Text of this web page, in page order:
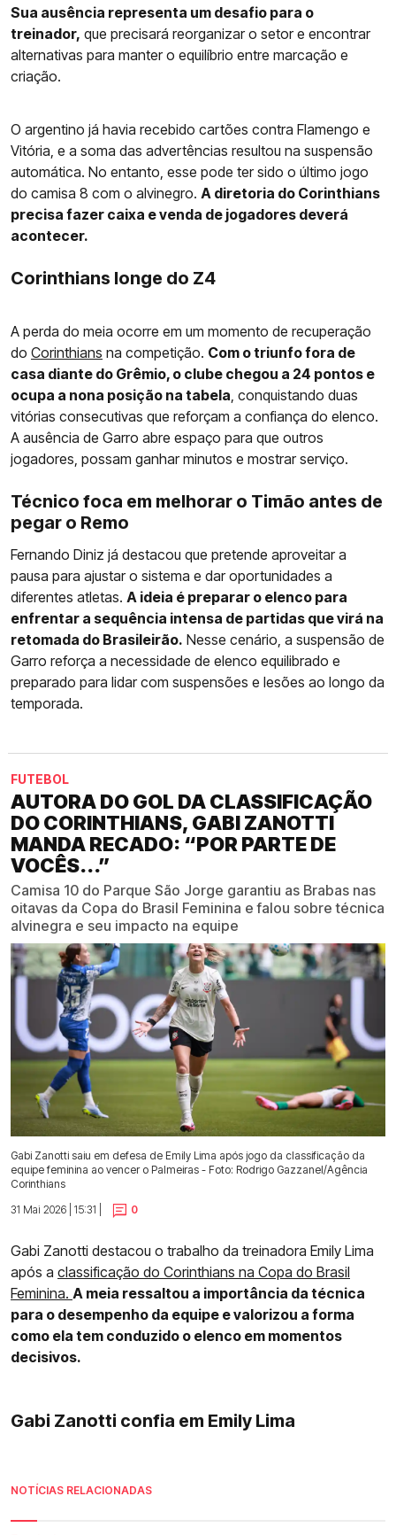
Sua ausência representa um desafio para o
treinador, que precisará reorganizar o setor e encontrar
alternativas para manter o equilíbrio entre marcação e
criação.
O argentino já havia recebido cartões contra Flamengo e
Vitória, e a soma das advertências resultou na suspensão
automática. No entanto, esse pode ter sido o último jogo
do camisa 8 com o alvinegro. A diretoria do Corinthians
precisa fazer caixa e venda de jogadores deverá
acontecer.
Corinthians longe do Z4
A perda do meia ocorre em um momento de recuperação
do Corinthians na competição. Com o triunfo fora de
casa diante do Grêmio, o clube chegou a 24 pontos e
ocupa a nona posição na tabela , conquistando duas
vitórias consecutivas que reforçam a confiança do elenco.
A ausência de Garro abre espaço para que outros
jogadores, possam ganhar minutos e mostrar serviço.
Técnico foca em melhorar o Timão antes de
pegar o Remo
Fernando Diniz já destacou que pretende aproveitar a
pausa para ajustar o sistema e dar oportunidades a
diferentes atletas. A ideia é preparar o elenco para
enfrentar a sequência intensa de partidas que virá na
retomada do Brasileirão. Nesse cenário, a suspensão de
Garro reforça a necessidade de elenco equilibrado e
preparado para lidar com suspensões e lesões ao longo da
temporada.
FUTEBOL
AUTORA DO GOL DA CLASSIFICAÇÃO
DO CORINTHIANS, GABI ZANOTTI
MANDA RECADO: “POR PARTE DE
VOCÊS...”
Camisa 10 do Parque São Jorge garantiu as Brabas nas
oitavas da Copa do Brasil Feminina e falou sobre técnica
alvinegra e seu impacto na equipe
Gabi Zanotti saiu em defesa de Emily Lima após jogo da classificação da
equipe feminina ao vencer o Palmeiras - Foto: Rodrigo Gazzanel/Agência
Corinthians
31 Mai 2026 | 15:31 |
0
Gabi Zanotti destacou o trabalho da treinadora Emily Lima
após a classificação do Corinthians na Copa do Brasil
Feminina. A meia ressaltou a importância da técnica
para o desempenho da equipe e valorizou a forma
como ela tem conduzido o elenco em momentos
decisivos.
Gabi Zanotti confia em Emily Lima
NOTÍCIAS RELACIONADAS